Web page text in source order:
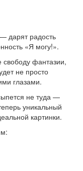
дарят радость
«Я могу!».
фантазии,
не просто
глазами.
не туда —
уникальный
картинки.